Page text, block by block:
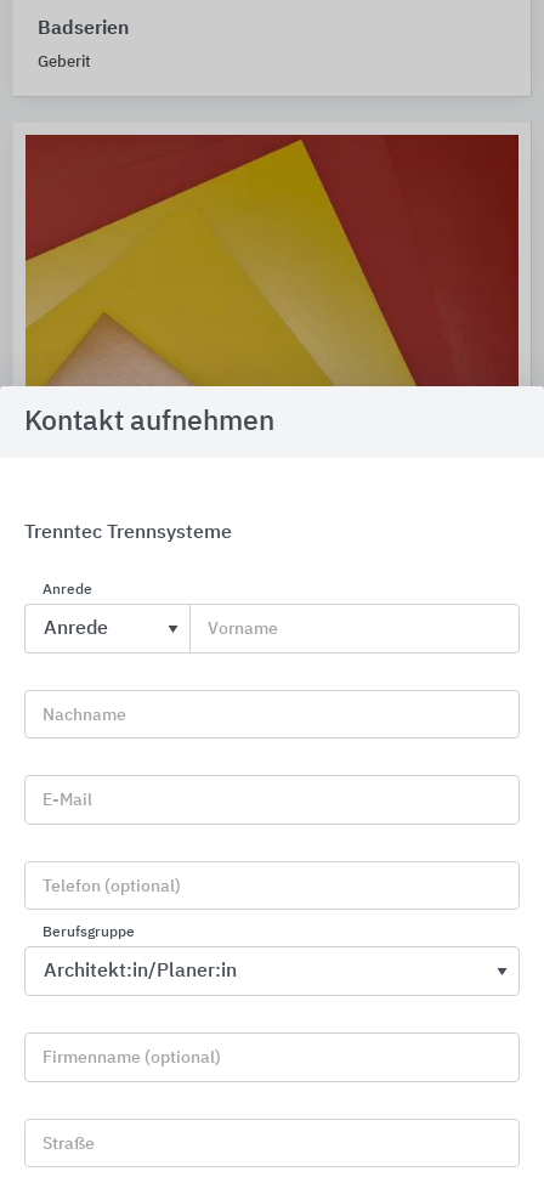
Badserien
Geberit
Kontakt aufnehmen
Trenntec Trennsysteme
Anrede
Vorname
Nachname
E-Mail
Telefon (optional)
Berufsgruppe
Firmenname (optional)
Straße